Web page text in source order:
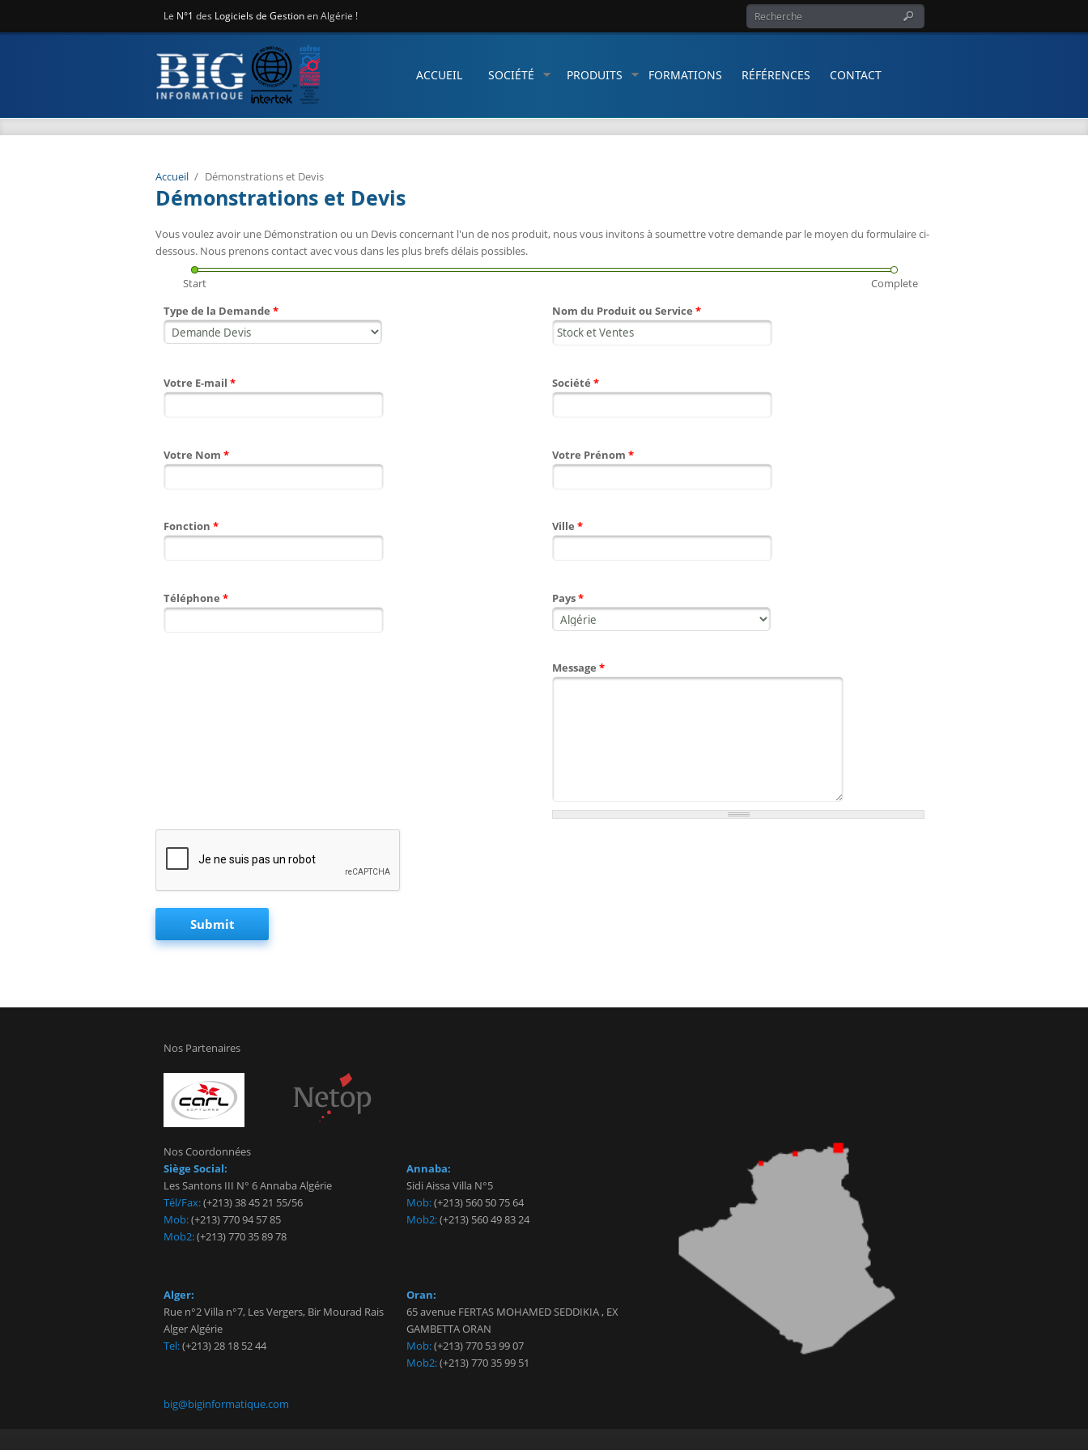
Le N°1 des Logiciels de Gestionen Algérie !
ACCUEIL SOCIÉTÉ PRODUITS FORMATIONS RÉFÉRENCES CONTACT
Accueil / Démonstrations et Devis
Démonstrations et Devis
Vous voulez avoir une Démonstration ou un Devis concernant l'un de nos produit, nous vous invitons à soumettre votre demande par le moyen du formulaire ci-
dessous. Nous prenons contact avec vous dans les plus brefs délais possibles.
Start
Complete
Type de la Demande * Nom du Produit ou Service *
Votre E-mail * Société *
Votre Nom * Votre Prénom *
Fonction * Ville *
Téléphone * Pays*
Message *
Nos Partenaires
Nos Coordonnées
Siège Social:
Les Santons III N° 6 Annaba Algérie
Tél/Fax:(+213) 38 45 21 55/56
Mob:(+213) 770 94 57 85
Mob2:(+213) 770 35 89 78
Annaba:
Sidi Aissa Villa N°5
Mob:(+213) 560 50 75 64
Mob2:(+213) 560 49 83 24
Alger:
Rue n°2 Villa n°7, Les Vergers, Bir Mourad Rais
Alger Algérie
Tel:(+213) 28 18 52 44
Oran:
65 avenue FERTAS MOHAMED SEDDIKIA , EX
GAMBETTA ORAN
Mob:(+213) 770 53 99 07
Mob2:(+213) 770 35 99 51
big@biginformatique.com